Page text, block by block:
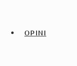
OPINI